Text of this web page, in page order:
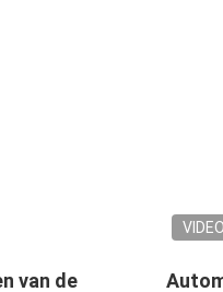
van de